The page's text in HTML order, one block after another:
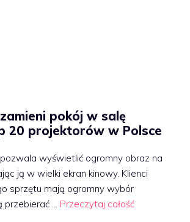
pokój w salę
20 projektorów w Polsce
wyświetlić ogromny obraz na
ją w wielki ekran kinowy. Klienci
sprzętu mają ogromny wybór
przebierać … Przeczytaj całość